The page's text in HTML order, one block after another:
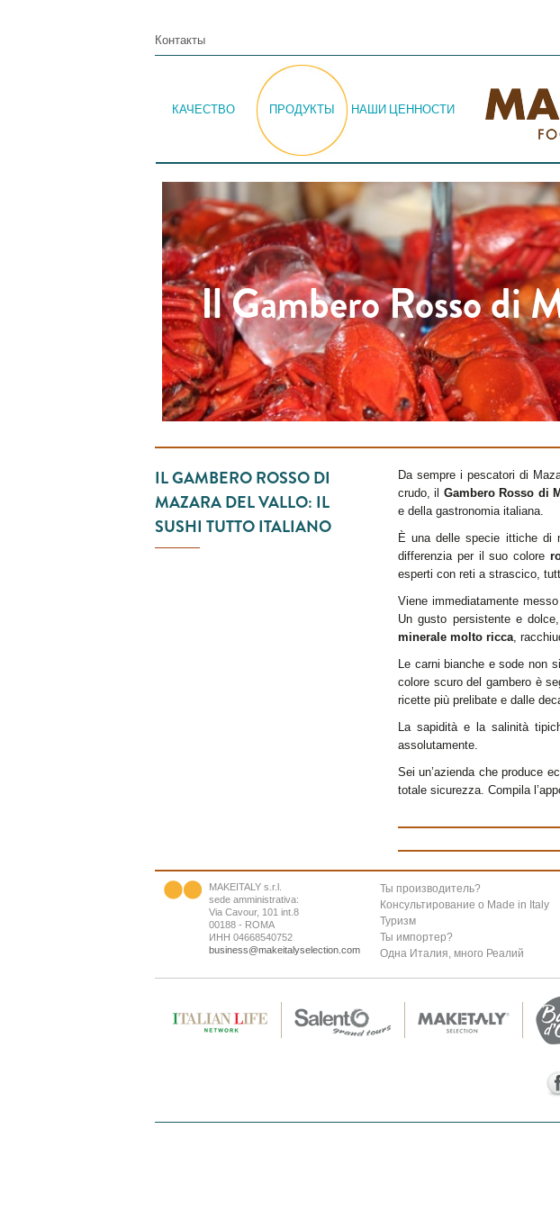
Контакты
КАЧЕСТВО ПРОДУКТЫ НАШИ ЦЕННОСТИ
Il Gambero Rosso di
IL GAMBERO ROSSO DI
MAZARA DEL VALLO: IL
SUSHI TUTTO ITALIANO
Da sempre i pescatori di
crudo, il Gambero Rosso di
e della gastronomia italiana.
È una delle specie ittiche di
differenzia per il suo colore
esperti con reti a strascico,
Viene immediatamente
Un gusto persistente e
minerale molto ricca,
Le carni bianche e sode non
colore scuro del gambero è
ricette più prelibate e dalle
La sapidità e la salinità
assolutamente.
Sei un’azienda che produce
totale sicurezza. Compila
MAKEITALY s.r.l.
sede amministrativa:
Via Cavour, 101 int.8
00188 - ROMA
ИНН 04668540752
business@makeitalyselection.com
Ты производитель?
Консультирование о Мade in Italy
Туризм
Ты импортер?
Одна Италия, много Реалий